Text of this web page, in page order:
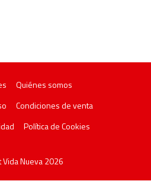
Quiénes somos
Condiciones de venta
Política de Cookies
Vida Nueva 2026